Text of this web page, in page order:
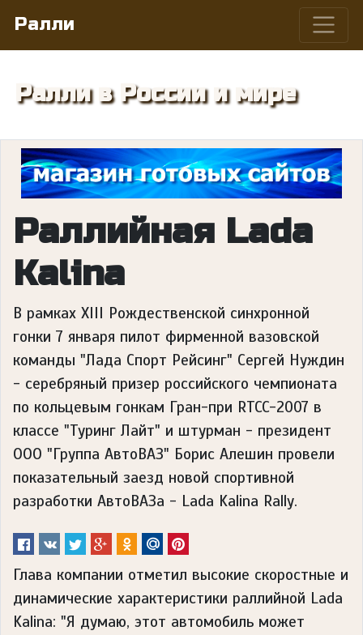
Ралли
Ралли в России и мире
Раллийная Lada
Kalina
В рамках XIII Рождественской синхронной
гонки 7 января пилот фирменной вазовской
команды "Лада Спорт Рейсинг" Сергей Нуждин
- серебряный призер российского чемпионата
по кольцевым гонкам Гран-при RTCC-2007 в
классе "Туринг Лайт" и штурман - президент
ООО "Группа АвтоВАЗ" Борис Алешин провели
показательный заезд новой спортивной
разработки АвтоВАЗа - Lada Kalina Rally.
Глава компании отметил высокие скоростные и
динамические характеристики раллийной Lada
Kalina: "Я думаю, этот автомобиль может